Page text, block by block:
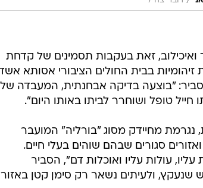
ואיכילוב, זאת בעקבות תסמינים של קדחת
בבית החולים הציבורי אסותא
"בוצעה בדיקה אבחנתית, המעבדה
טופל ושוחרר לביתו באותו היום".
מחיידק מסוג "בורליה" המועבר
סגורים שבהם שוהים בעלי חיים.
עולות עליו ואוכלות דם", הסביר
ולעיתים נשאר רק סימן קטן באזור